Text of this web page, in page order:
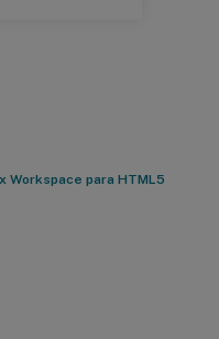
Workspace para HTML5